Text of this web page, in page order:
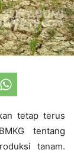
tetap terus
tentang
tanam.